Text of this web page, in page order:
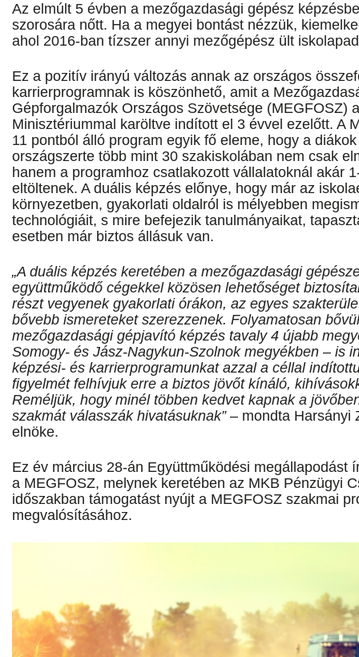
Az elmúlt 5 évben a mezőgazdasági gépész
szorosára nőtt. Ha a megyei bontást nézzük,
ahol 2016-ban tízszer annyi mezőgépész ült
Ez a pozitív irányú változás annak az országos
karrierprogramnak is köszönhető, amit a
Gépforgalmazók Országos Szövetsége (MEGFOSZ)
Minisztériummal karöltve indított el 3 évvel ezelőtt. A
11 pontból álló program egyik fő eleme, hogy a
országszerte több mint 30 szakiskolában nem csak
hanem a programhoz csatlakozott vállalatoknál akár
eltöltenek. A duális képzés előnye, hogy már az
környezetben, gyakorlati oldalról is mélyebben
technológiáit, s mire befejezik tanulmányaikat,
esetben már biztos állásuk van.
„A duális képzés keretében a mezőgazdasági
együttműködő cégekkel közösen lehetőséget
részt vegyenek gyakorlati órákon, az egyes
bővebb ismereteket szerezzenek. Folyamatosan
mezőgazdasági gépjavító képzés tavaly 4 újabb
Somogy- és Jász-Nagykun-Szolnok megyékben – is
képzési- és karrierprogramunkat azzal a céllal
figyelmét felhívjuk erre a biztos jövőt kínáló,
Reméljük, hogy minél többen kedvet kapnak a
szakmát válasszák hivatásuknak”– mondta Harsányi
elnöke.
Ez év március 28-án Együttműködési megállapodást
a MEGFOSZ, melynek keretében az MKB Pénzügyi
időszakban támogatást nyújt a MEGFOSZ szakmai
megvalósításához.